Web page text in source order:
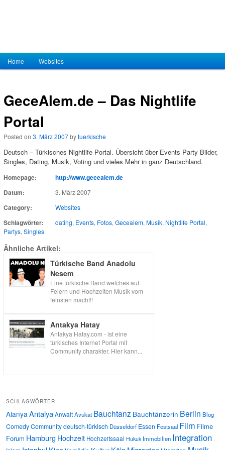
Hauptmenü
Zum Inhalt wechseln
Zum sekundären Inhalt wechseln
Home Websites
GeceAlem.de – Das Nightlife
Portal
Posted on 3. März 2007 bytuerkische
Deutsch – Türkisches Nightlife Portal. Übersicht über Events Party Bilder,
Singles, Dating, Musik, Voting und vieles Mehr in ganz Deutschland.
Homepage:
http://www.gecealem.de
Datum:
3. März 2007
Category: Websites
Schlagwörter: dating, Events, Fotos, Gecealem, Musik, Nightlife Portal,
Partys, Singles
Ähnliche Artikel:
Türkische Band Anadolu
Nesem
Eine türkische Band welches auf
Feiern und Hochzeiten Musik vom
feinsten macht!!
Antakya Hatay
Antakya Hatay.com - ist eine
türkisches Internet Portal mit
Community charakter. Hier kann...
SCHLAGWÖRTER
Alanya AntalyaAnwaltAvukat Bauchtanz Bauchtänzerin Berlin Blog
ComedyCommunitydeutsch-türkisch Düsseldorf Essen Festsaal Film Filme
Forum Hamburg Hochzeit Hochzeitssaal Hukuk Immobilien Integration